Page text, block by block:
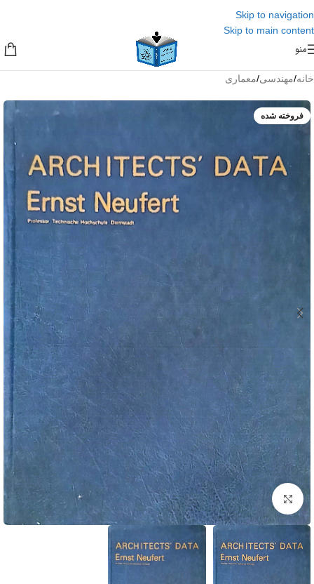
Skip to navigation
Skip to main content
منو
خانه/مهندسی/معماری
فروخته شده
برای بزرگنمایی کلیک کنید